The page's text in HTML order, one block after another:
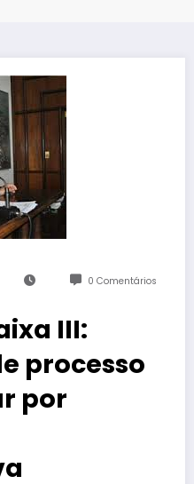
0 Comentários
III:
processo
por